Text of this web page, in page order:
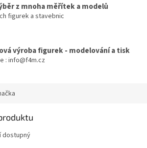
z mnoha měřítek a modelů
figurek a stavebnic
výroba figurek - modelování a tisk
: info@f4m.cz
dostupný